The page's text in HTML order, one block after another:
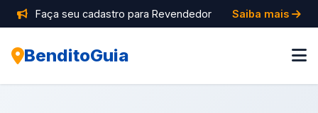
Faça seu cadastro para Revendedor Saiba mais
BenditoGuia